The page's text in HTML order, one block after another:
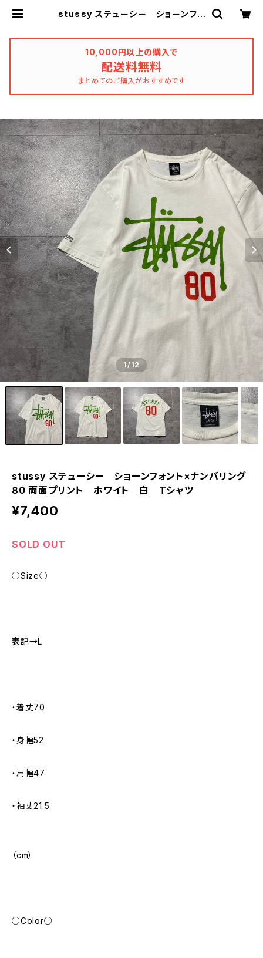
stussy ステューシー ショーンフォ
clothing_katharsis
10,000円以上の購入で
配送料無料
まとめてのご購入がおすすめです
1/12
stussy ステューシー ショーンフォント×ナンバリング
80 両面プリント ホワイト 白 Tシャツ
¥7,400
SOLD OUT
○Size○
表記→L
・着丈70
・身幅52
・肩幅47
・袖丈21.5
（cm）
○Color○